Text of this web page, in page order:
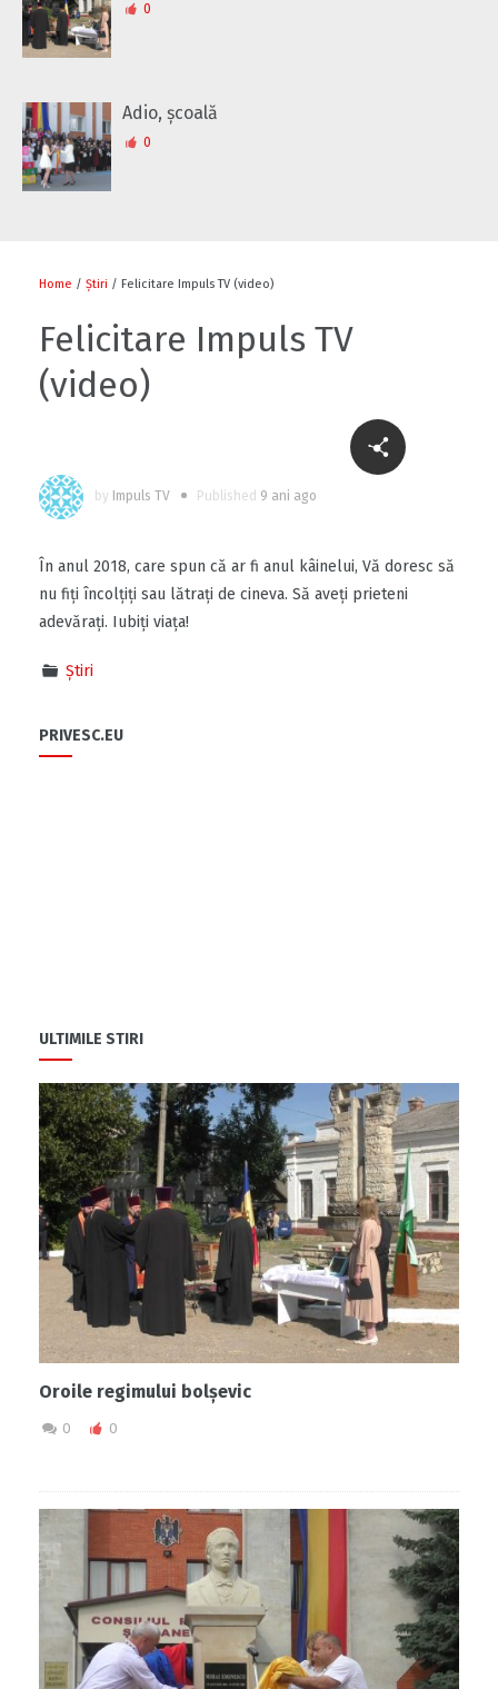
0
Adio, școală
0
0
0
afacerea
0
Home / Știri / Felicitare Impuls TV (video)
Felicitare Impuls TV
(video)
by Impuls TV Published 9 ani ago
În anul 2018, care spun că ar fi anul kâinelui, Vă doresc să
nu fiți încolțiți sau lătrați de cineva. Să aveți prieteni
adevărați. Iubiți viața!
Știri
PRIVESC.EU
ULTIMILE STIRI
Oroile regimului bolșevic
0 0